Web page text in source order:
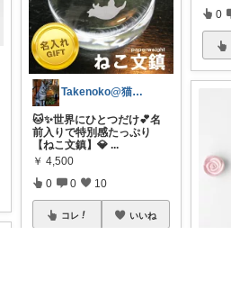
Takenoko@猫関連グッズ中心です！
🐱✨世界にひとつだけ💕名
前入りで特別感たっぷり
【ねこ文鎮】💎...
￥ 4,500
0 0 10
コレ いいね
0